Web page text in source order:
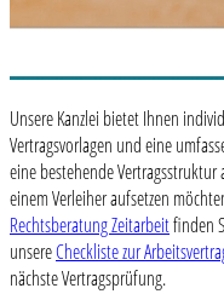
Unsere Kanzlei bietet Ihnen
Vertragsvorlagen und eine
eine bestehende
einem Verleiher aufsetzen
Rechtsberatung Zeitarbeitfinden
unsereCheckliste zur
nächste Vertragsprüfung.